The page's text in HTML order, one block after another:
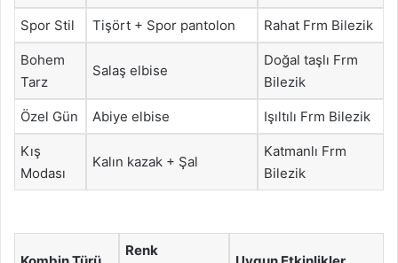
Spor Stil Tişört + Spor pantolon Rahat Frm Bilezik
Bohem
Tarz
Salaş elbise
Doğal taşlı Frm
Bilezik
Özel Gün Abiye elbise Işıltılı Frm Bilezik
Kış
Modası
Kalın kazak + Şal
Katmanlı Frm
Bilezik
Renk